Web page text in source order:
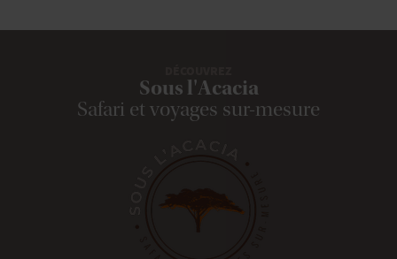
Sous l'Acacia
Safari et voyages sur-mesure